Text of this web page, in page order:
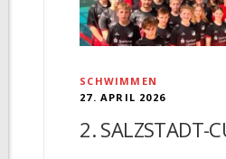
SCHWIMMEN
27. APRIL 2026
2. SALZSTADT-